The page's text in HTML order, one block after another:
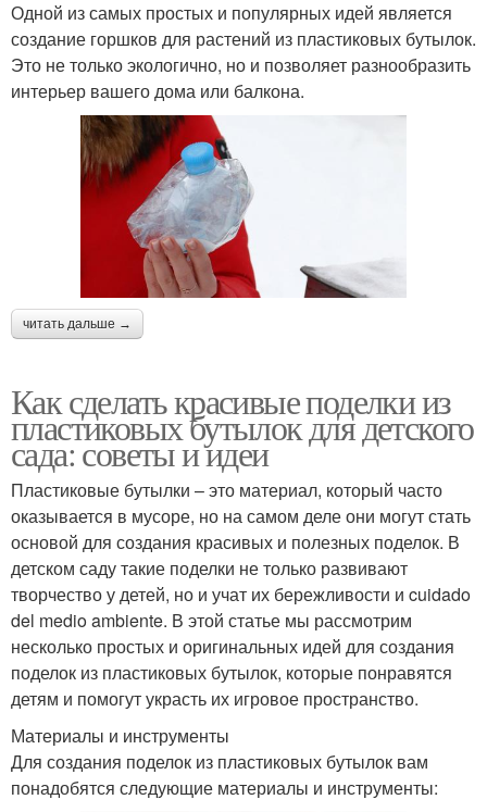
Одной из самых простых и популярных идей является
создание горшков для растений из пластиковых бутылок.
Это не только экологично, но и позволяет разнообразить
интерьер вашего дома или балкона.
читать дальше →
Как сделать красивые поделки из
пластиковых бутылок для детского
сада: советы и идеи
Пластиковые бутылки – это материал, который часто
оказывается в мусоре, но на самом деле они могут стать
основой для создания красивых и полезных поделок. В
детском саду такие поделки не только развивают
творчество у детей, но и учат их бережливости и cuidado
del medio ambiente. В этой статье мы рассмотрим
несколько простых и оригинальных идей для создания
поделок из пластиковых бутылок, которые понравятся
детям и помогут украсть их игровое пространство.
Материалы и инструменты
Для создания поделок из пластиковых бутылок вам
понадобятся следующие материалы и инструменты: